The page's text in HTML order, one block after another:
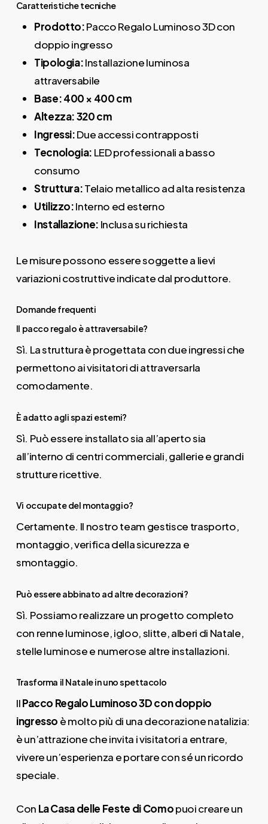
Caratteristiche tecniche
Prodotto:Pacco Regalo Luminoso 3D con
doppio ingresso
Tipologia:Installazione luminosa
attraversabile
Base:400 × 400 cm
Altezza:320 cm
Ingressi:Due accessi contrapposti
Tecnologia: LED professionali a basso
consumo
Struttura:Telaio metallico ad alta resistenza
Utilizzo:Interno ed esterno
Installazione: Inclusa su richiesta
Le misure possono essere soggette a lievi
variazioni costruttive indicate dal produttore.
Domande frequenti
Il pacco regalo è attraversabile?
Sì. La struttura è progettata con due ingressi che
permettono ai visitatori di attraversarla
comodamente.
È adatto agli spazi esterni?
Sì. Può essere installato sia all’aperto sia
all’interno di centri commerciali, gallerie e grandi
strutture ricettive.
Vi occupate del montaggio?
Certamente. Il nostro team gestisce trasporto,
montaggio, verifica della sicurezza e
smontaggio.
Può essere abbinato ad altre decorazioni?
Sì. Possiamo realizzare un progetto completo
con renne luminose, igloo, slitte, alberi di Natale,
stelle luminose e numerose altre installazioni.
Trasforma il Natale in uno spettacolo
IlPacco Regalo Luminoso 3D con doppio
ingresso è molto più di una decorazione natalizia:
è un’attrazione che invita i visitatori a entrare,
vivere un’esperienza e portare con sé un ricordo
speciale.
Con La Casa delle Feste di Comopuoi creare un